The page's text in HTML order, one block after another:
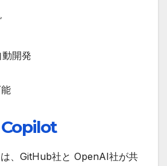
開発
、GitHub社と OpenAI社が共